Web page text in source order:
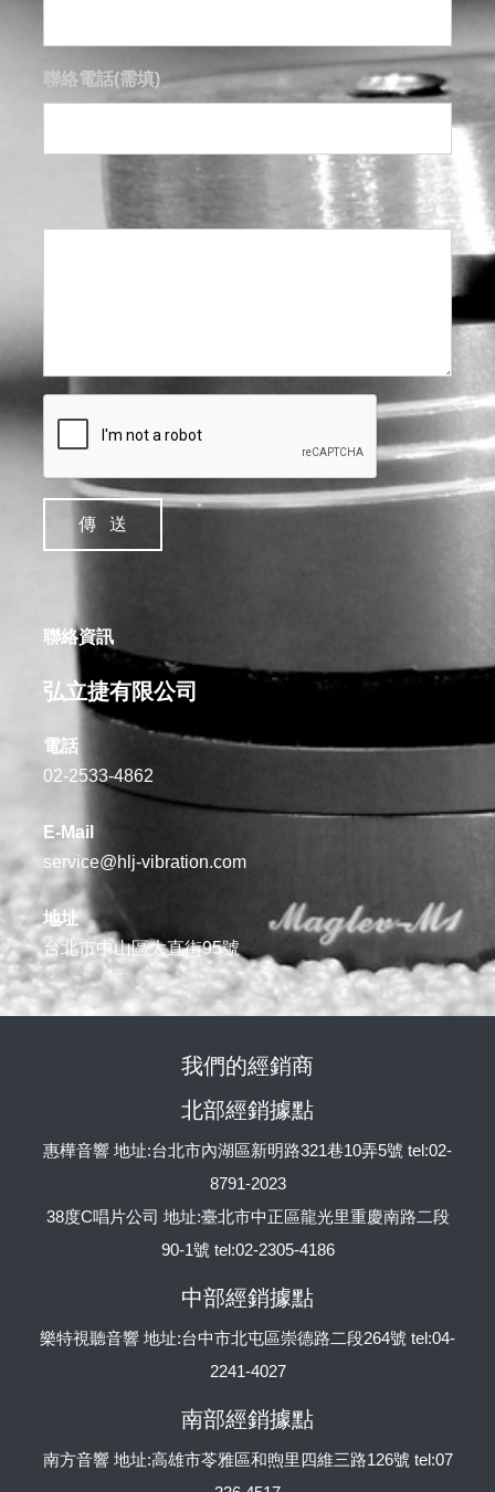
聯絡電話(需填)
聯絡資訊
弘立捷有限公司
電話
02-2533-4862
E-Mail
service@hlj-vibration.com
地址
台北市中山區大直街95號
我們的經銷商
北部經銷據點
惠樺音響 地址:台北市內湖區新明路321巷10弄5號 tel:02-
8791-2023
38度C唱片公司 地址:臺北市中正區龍光里重慶南路二段
90-1號 tel:02-2305-4186
中部經銷據點
樂特視聽音響 地址:台中市北屯區崇德路二段264號 tel:04-
2241-4027
南部經銷據點
南方音響 地址:高雄市苓雅區和煦里四維三路126號 tel:07